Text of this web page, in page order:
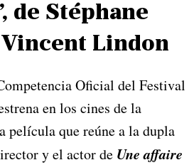
de Stéphane
Lindon
Oficial del Festival
en los cines de la
película que reúne a la dupla
y el actor de Une affaire